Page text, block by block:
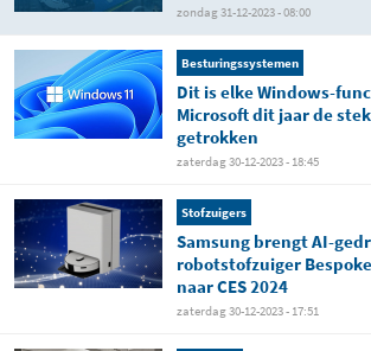
zondag 31-12-2023 - 08:00
Besturingssystemen
Dit is elke Windows-
Microsoft dit jaar de
getrokken
zaterdag 30-12-2023 - 18:45
Stofzuigers
Samsung brengt AI-
robotstofzuiger
naar CES 2024
zaterdag 30-12-2023 - 17:51